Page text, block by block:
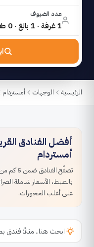
عدد الضيوف
1 غرفة · 1 بالغ · 0 طفل
الرئيسية الوجهات أمستردام
أفضل الفنادق
أمستردام
تصفّح الفنادق ضمن 5 كم من
بالضبط، الأسعار شاملة
على أغلب الحجوزات.